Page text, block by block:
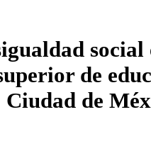
social
de
Ciudad de